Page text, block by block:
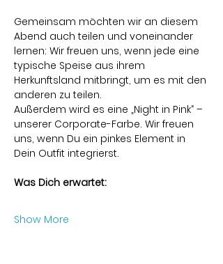
Gemeinsam möchten wir an diesem
Abend auch teilen und voneinander
lernen: Wir freuen uns, wenn jede eine
typische Speise aus ihrem
Herkunftsland mitbringt, um es mit den
anderen zu teilen.
Außerdem wird es eine „Night in Pink“ –
unserer Corporate-Farbe. Wir freuen
uns, wenn Du ein pinkes Element in
Dein Outfit integrierst.
Was Dich erwartet:
Show More